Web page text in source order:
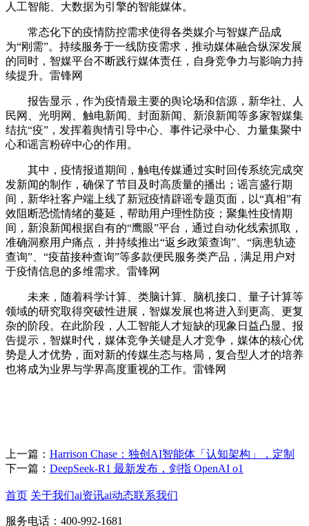
人工智能、大数据为引擎的智能媒体。
常态化下的疫情防控需求使得各类媒介与智媒产品成
为“刚需”。持续服务于一线防疫需求，推动媒体融合纵深发展
的同时，智媒平台不断践行媒体责任，自身竞争力与影响力持
续提升。雷锋网
报告显示，作为疫情最主要的舆论场和信源，新华社、人
民网、光明网、触电新闻、封面新闻、新浪新闻等多家智媒集
结抗“疫”，发挥着舆情引导中心、事件记录中心、力量集聚中
心和谣言粉碎中心的作用。
其中，疫情报道期间，触电传媒通过实时回传系统完成突
发新闻的制作，确保了节目及时高质量的播出；谣言盛行期
间，新华社客户端上线了新冠疫情辟谣专题页面，以“真相”有
效阻断恐慌情绪的蔓延，帮助用户理性防疫；聚集性疫情期
间，新浪新闻根据自有的“鹰眼”平台，通过自动化线索抓取，
准确洞察用户痛点，并持续推出“返乡政策查询”、“病患轨迹
查询”、“疫苗接种查询”等多款便民服务类产品，满足用户对
于疫情信息的多维需求。雷锋网
未来，随着科学计算、类脑计算、脑机接口、量子计算等
领域的研究取得突破性进展，智媒发展也将进入到更高、更复
杂的阶段。在此阶段，人工智能人才短缺的现象日益凸显。报
告提示，智媒时代，媒体竞争关键是人才竞争，媒体的核心优
势是人才优势，面对新的传媒生态与格局，复合型人才的培养
也将成为业界与学界高度重视的工作。雷锋网
上一篇： Harrison Chase：独创AI智能体「认知架构」，定制
下一篇： DeepSeek-R1 最新发布，剑指 OpenAI o1
首页 关于我们ai资讯ai动态联系我们
服务电话：400-992-1681